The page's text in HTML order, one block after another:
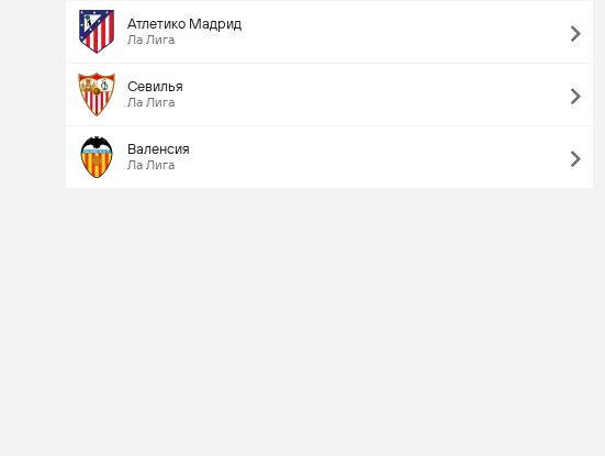
Атлетико Мадрид
Ла Лига
Севилья
Ла Лига
Валенсия
Ла Лига